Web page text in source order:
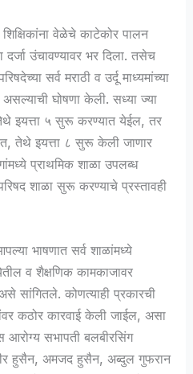
वेळेचे काटेकोर पालन
उंचावण्यावर भर दिला. तसेच
सर्व मराठी व उर्दू माध्यमांच्या
असल्याची घोषणा केली. सध्या ज्या
इयत्ता ५ सुरू करण्यात येईल, तर
तेथे इयत्ता ८ सुरू केली जाणार
प्राथमिक शाळा उपलब्ध
शाळा सुरू करण्याचे प्रस्तावही
भाषणात सर्व शाळांमध्ये
व शैक्षणिक कामकाजावर
सांगितले. कोणत्याही प्रकारची
कठोर कारवाई केली जाईल, असा
आरोग्य सभापती बलबीरसिंग
हुसैन, अमजद हुसैन, अब्दुल गुफरान